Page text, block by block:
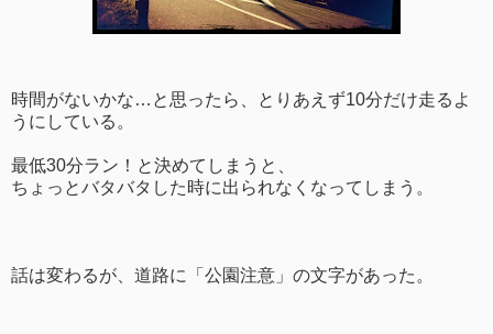
時間がないかな…と思ったら、とりあえず10分だけ走るよ
うにしている。
最低30分ラン！と決めてしまうと、
ちょっとバタバタした時に出られなくなってしまう。
話は変わるが、道路に「公園注意」の文字があった。